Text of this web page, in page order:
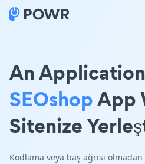
An
SEOshopApp
Sitenize
Kodlama veya baş ağrısı